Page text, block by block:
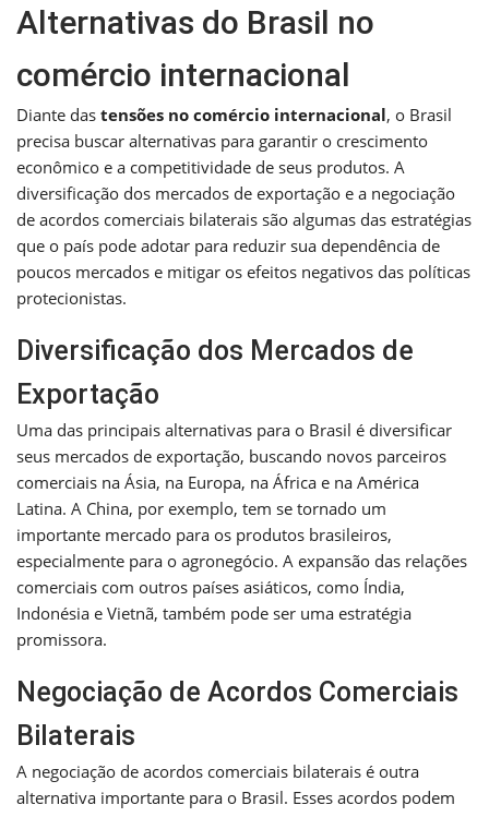
Alternativas do Brasil no
comércio internacional
Diante das tensões no comércio internacional, o Brasil
precisa buscar alternativas para garantir o crescimento
econômico e a competitividade de seus produtos. A
diversificação dos mercados de exportação e a negociação
de acordos comerciais bilaterais são algumas das estratégias
que o país pode adotar para reduzir sua dependência de
poucos mercados e mitigar os efeitos negativos das políticas
protecionistas.
Diversificação dos Mercados de
Exportação
Uma das principais alternativas para o Brasil é diversificar
seus mercados de exportação, buscando novos parceiros
comerciais na Ásia, na Europa, na África e na América
Latina. A China, por exemplo, tem se tornado um
importante mercado para os produtos brasileiros,
especialmente para o agronegócio. A expansão das relações
comerciais com outros países asiáticos, como Índia,
Indonésia e Vietnã, também pode ser uma estratégia
promissora.
Negociação de Acordos Comerciais
Bilaterais
A negociação de acordos comerciais bilaterais é outra
alternativa importante para o Brasil. Esses acordos podem